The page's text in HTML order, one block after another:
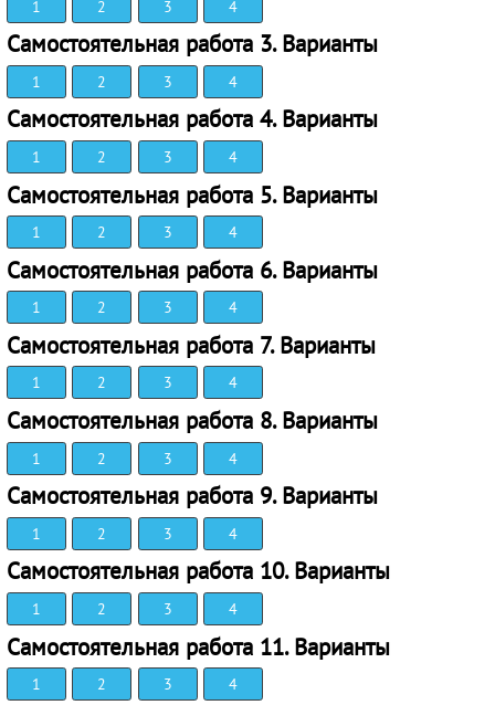
1 2 3 4
Самостоятельная работа 3. Варианты
1 2 3 4
Самостоятельная работа 4. Варианты
1 2 3 4
Самостоятельная работа 5. Варианты
1 2 3 4
Самостоятельная работа 6. Варианты
1 2 3 4
Самостоятельная работа 7. Варианты
1 2 3 4
Самостоятельная работа 8. Варианты
1 2 3 4
Самостоятельная работа 9. Варианты
1 2 3 4
Самостоятельная работа 10. Варианты
1 2 3 4
Самостоятельная работа 11. Варианты
1 2 3 4